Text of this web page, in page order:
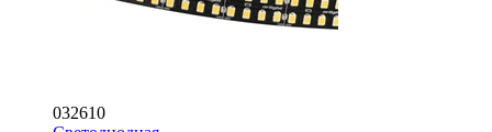
032610